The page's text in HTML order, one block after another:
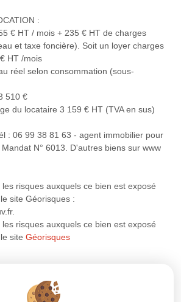
:
€ HT / mois + 235 € HT de charges
et taxe foncière). Soit un loyer charges
HT /mois
réel selon consommation (sous-
510 €
du locataire 3 159 € HT (TVA en sus)
: 06 99 38 81 63 - agent immobilier pour
N° 6013. D'autres biens sur www
risques auxquels ce bien est exposé
site Géorisques :
risques auxquels ce bien est exposé
le siteGéorisques